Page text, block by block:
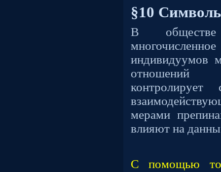
§10
В
индивидуумов
отношений
мерами
влияют на
С помощью